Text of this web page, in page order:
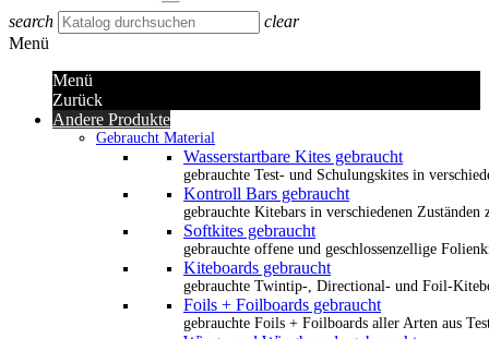
search
clear
Menü
Menü
Zurück
Andere Produkte
Gebraucht Material
Wasserstartbare Kites gebraucht
gebrauchte Test- und Schulungskites in
Kontroll Bars gebraucht
gebrauchte Kitebars in verschiedenen Zuständen
Softkites gebraucht
gebrauchte offene und geschlossenzellige
Kiteboards gebraucht
gebrauchte Twintip-, Directional- und Foil-
Foils + Foilboards gebraucht
gebrauchte Foils + Foilboards aller Arten aus